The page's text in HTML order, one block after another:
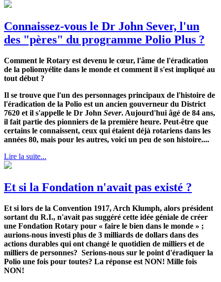
Connaissez-vous le Dr John Sever, l'un
des "pères" du programme Polio Plus ?
Comment le Rotary est devenu le cœur, l'âme de l'éradication
de la poliomyélite dans le monde et comment il s'est impliqué au
tout début ?
Il se trouve que l'un des personnages principaux de l'histoire de
l'éradication de la Polio est un ancien gouverneur du District
7620 et il s'appelle le Dr John Sever. Aujourd'hui âgé de 84 ans,
il fait partie des pionniers de la première heure. Peut-être que
certains le connaissent, ceux qui étaient déjà rotariens dans les
années 80, mais pour les autres, voici un peu de son histoire....
Lire la suite...
Et si la Fondation n'avait pas existé ?
Et si lors de la Convention 1917, Arch Klumph, alors président
sortant du R.I., n'avait pas suggéré cette idée géniale de créer
une Fondation Rotary pour « faire le bien dans le monde » ;
aurions-nous investi plus de 3 milliards de dollars dans des
actions durables qui ont changé le quotidien de milliers et de
milliers de personnes? Serions-nous sur le point d'éradiquer la
Polio une fois pour toutes? La réponse est NON! Mille fois
NON!